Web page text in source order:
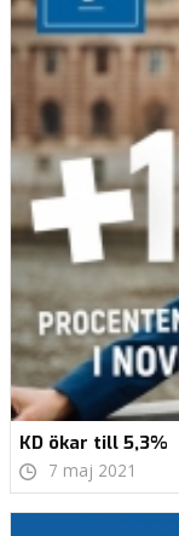
KD ökar till 5,3%
7 maj 2021